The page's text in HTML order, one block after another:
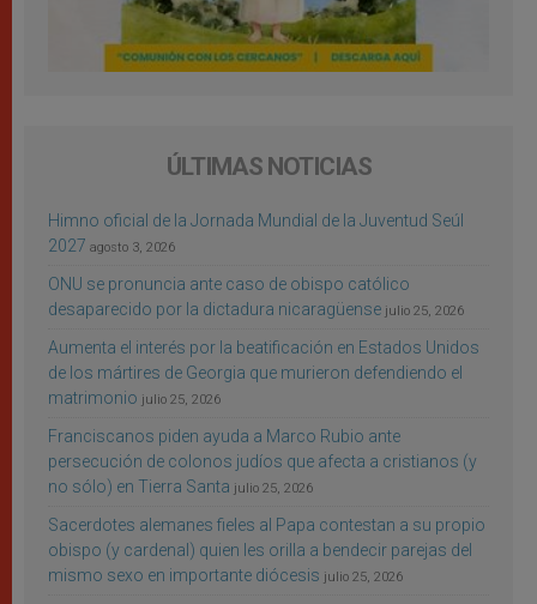
ÚLTIMAS NOTICIAS
Himno oficial de la Jornada Mundial de la Juventud Seúl
2027 agosto 3, 2026
ONU se pronuncia ante caso de obispo católico
desaparecido por la dictadura nicaragüense julio 25, 2026
Aumenta el interés por la beatificación en Estados Unidos
de los mártires de Georgia que murieron defendiendo el
matrimonio julio 25, 2026
Franciscanos piden ayuda a Marco Rubio ante
persecución de colonos judíos que afecta a cristianos (y
no sólo) en Tierra Santa julio 25, 2026
Sacerdotes alemanes fieles al Papa contestan a su propio
obispo (y cardenal) quien les orilla a bendecir parejas del
mismo sexo en importante diócesis julio 25, 2026